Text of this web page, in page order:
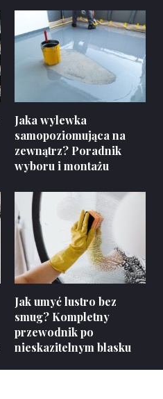
Jaka wylewka
samopoziomująca na
zewnątrz? Poradnik
wyboru i montażu
Jak umyć lustro bez
smug? Kompletny
przewodnik po
nieskazitelnym blasku